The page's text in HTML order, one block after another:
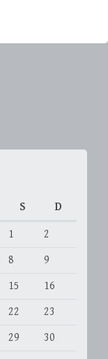
S D
1
2
8
9
15
16
22
23
29
30